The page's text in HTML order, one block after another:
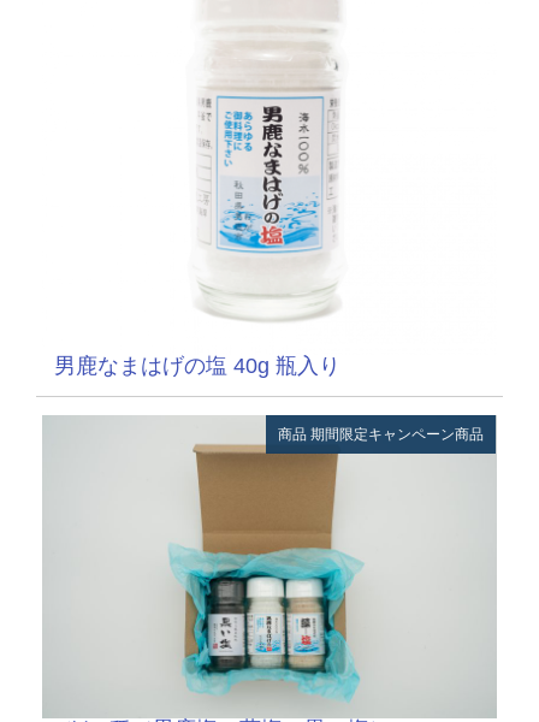
男鹿なまはげの塩 40g 瓶入り
商品 期間限定キャンペーン商品